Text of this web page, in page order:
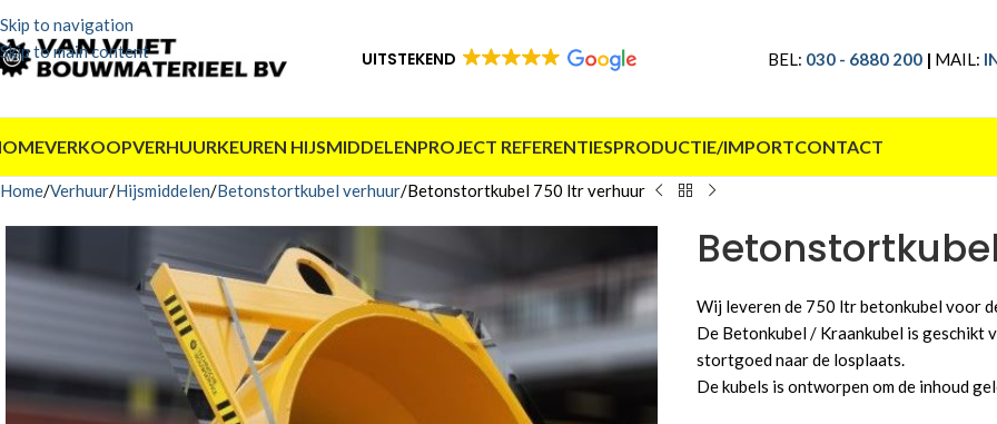
Skip to navigation
Skip to main content
UITSTEKEND BEL: 030 - 6880 200 | MAIL:
VERKOOPVERHUURKEUREN HIJSMIDDELENPROJECT REFERENTIESPRODUCTIE/IMPORTCONTACT
Home Verhuur Hijsmiddelen Betonstortkubel verhuur Betonstortkubel 750 ltr verhuur
Wij leveren de 750 ltr betonkubel voor
De Betonkubel / Kraankubel is
stortgoed naar de losplaats.
De kubels is ontworpen om de inhoud